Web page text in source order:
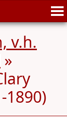
v.h.
»
1890)